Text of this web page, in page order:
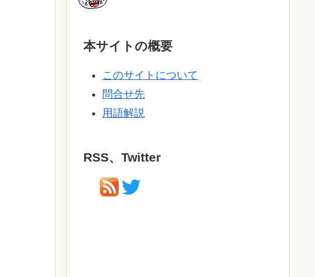
本サイトの概要
このサイトについて
問合せ先
用語解説
RSS、Twitter